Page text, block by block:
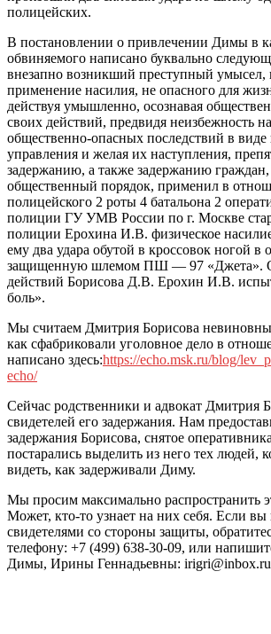
полицейских.
В постановлении о привлечении Димы в
обвиняемого написано буквально
внезапно возникший преступный умысел,
применение насилия, не опасного для
действуя умышленно, осознавая
своих действий, предвидя неизбежность
общественно-опасных последствий в
управления и желая их наступления,
задержанию, а также задержанию
общественный порядок, применил в
полицейского 2 роты 4 батальона 2
полиции ГУ УМВ России по г. Москве
полиции Ерохина И.В. физическое
ему два удара обутой в кроссовок ногой в
защищенную шлемом ПШ — 97 «Джета».
действий Борисова Д.В. Ерохин И.В.
боль».
Мы считаем Дмитрия Борисова
как сфабриковали уголовное дело в
написано здесь:https://echo.msk.ru/blog/
echo/
Сейчас родственники и адвокат Дмитрия
свидетелей его задержания. Нам
задержания Борисова, снятое
постарались выделить из него тех людей,
видеть, как задерживали Диму.
Мы просим максимально распространить
Может, кто-то узнает на них себя. Если
свидетелями со стороны защиты,
телефону: +7 (499) 638-30-09, или
Димы, Ирины Геннадьевны: